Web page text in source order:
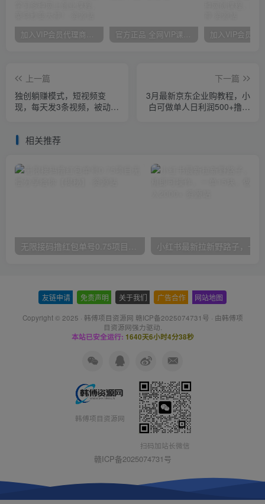
加入VIP会员代理商，享90%的推广提成，免费学习多种网上创业课程，菜鸟秒变大神！ 官方正品 全网VIP课程 无损下载~
上一篇
独创躺赚模式，短视频变
现，每天发3条视频，被动收
下一篇
3月最新京东企业购教程，小
白可做单人日利润500+撸货
相关推荐
友链申请 免责声明 关于我们 广告合作 网站地图
Copyright © 2025 · 韩傅项目资源网 赣ICP备2025074731号 · 由韩傅项
目资源网强力驱动.
本站已安全运行: 1640天6小时4分39秒
韩傅项目资源网
扫码加站长微信
赣ICP备2025074731号